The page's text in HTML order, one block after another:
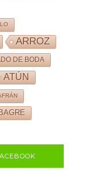
ARROZ
DE BODA
ATÚN
BAGRE